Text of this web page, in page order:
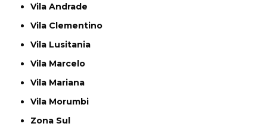
Vila Andrade
Vila Clementino
Vila Lusitania
Vila Marcelo
Vila Mariana
Vila Morumbi
Zona Sul